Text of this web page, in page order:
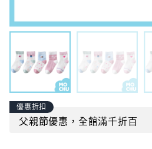
優惠折扣
父親節優惠，全館滿千折百